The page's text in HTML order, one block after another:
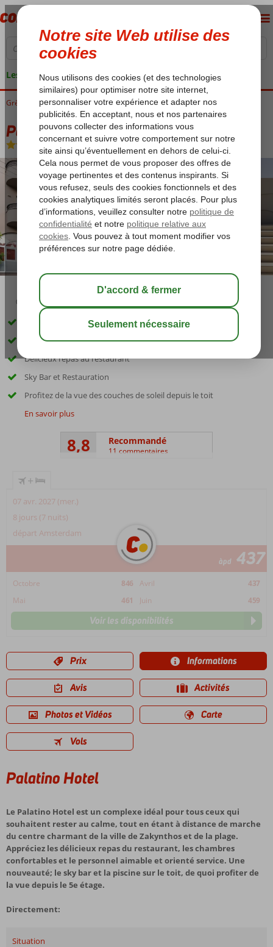
Les garanties de vacances
Grèce Zakynthos Zakynthos-Ville Palatino Hotel
Palatino Hotel
Chambre et petit déjeuner-Hôtel
03:05 sauver
Près de la plage et de la ville de Zakynthos
Petit hôtel
Délicieux repas au restaurant
Sky Bar et Restauration
Profitez de la vue des couches de soleil depuis le toit
En savoir plus
8,8 Recommandé
11 commentaires
+
07 avr. 2027 (mer.)
8 jours (7 nuits)
départ Amsterdam
àpd 437
Octobre 846 Avril
437
Mai
461 Juin 459
Voir les disponibilités
Prix Informations
Avis Activités
Photos et Vidéos Carte
Vols
Palatino Hotel
Le Palatino Hotel est un complexe idéal pour tous ceux qui
souhaitent rester au calme, tout en étant à distance de marche
du centre charmant de la ville de Zakynthos et de la plage.
Appréciez les délicieux repas du restaurant, les chambres
confortables et le personnel aimable et orienté service. Une
nouveauté; le sky bar et la piscine sur le toit, de quoi profiter de
la vue depuis le 5e étage.
Directement:
Situation